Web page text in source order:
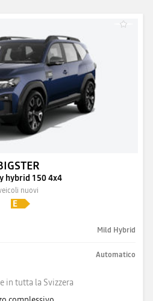
hybrid 150 4x4
nuovi
Mild Hybrid
Automatico
in tutta la Svizzera